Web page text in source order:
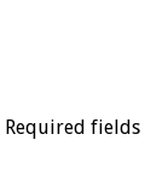
Required fields